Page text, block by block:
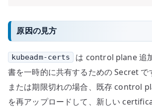
原因の見方
kubeadm-certs
は control plane 追
書を一時的に共有するための Secret で
または期限切れの場合、既存 control
を再アップロードして、新しい